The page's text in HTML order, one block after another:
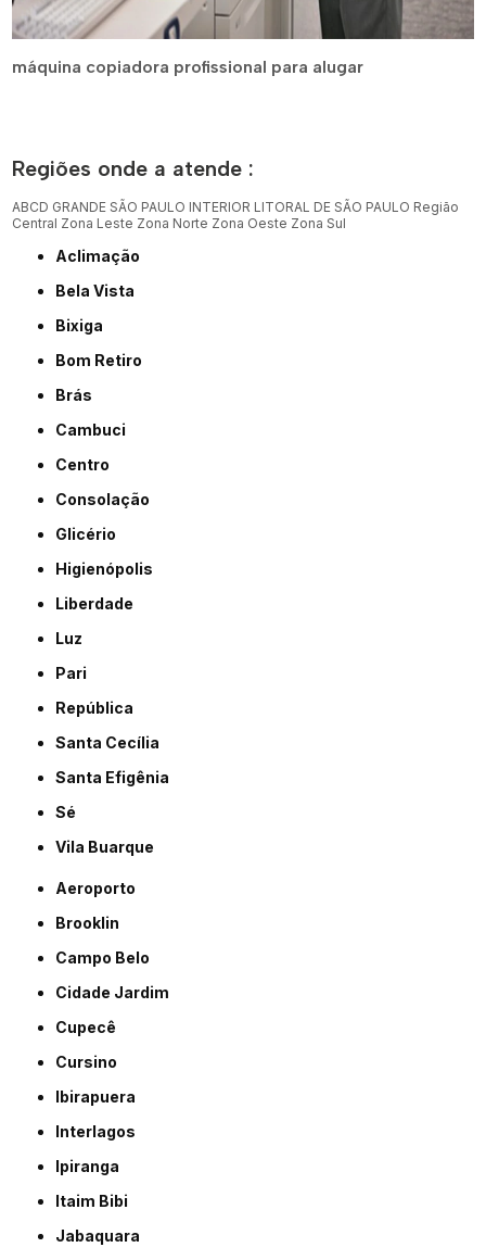
máquina copiadora profissional para alugar
Regiões onde a atende :
ABCD GRANDE SÃO PAULO INTERIOR LITORAL DE SÃO PAULO Região
Central Zona Leste Zona Norte Zona Oeste Zona Sul
Aclimação
Bela Vista
Bixiga
Bom Retiro
Brás
Cambuci
Centro
Consolação
Glicério
Higienópolis
Liberdade
Luz
Pari
República
Santa Cecília
Santa Efigênia
Sé
Vila Buarque
Aeroporto
Brooklin
Campo Belo
Cidade Jardim
Cupecê
Cursino
Ibirapuera
Interlagos
Ipiranga
Itaim Bibi
Jabaquara